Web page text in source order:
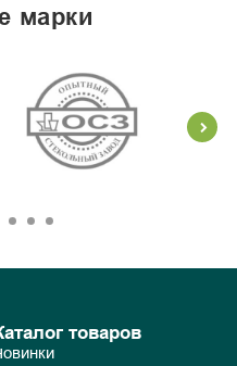
марки
товаров